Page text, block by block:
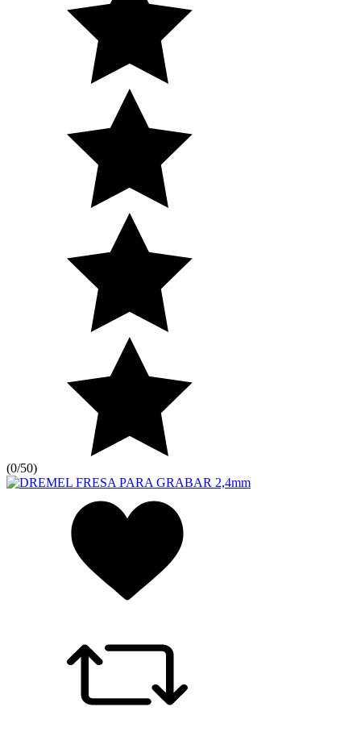
(0/50)